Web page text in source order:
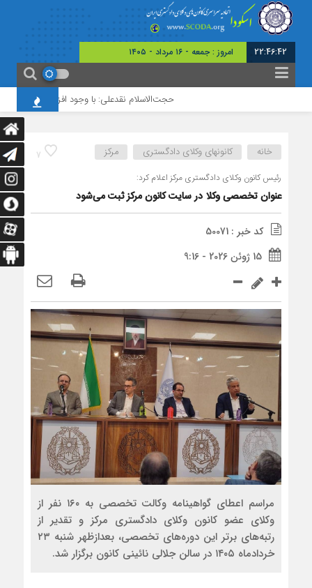
22:46:43 برابر با : 23 -
حجت‌الاسلام نقدعلی: با وجود افزایش چشمگیر
7 خانه کانونهای وکلای دادگستری مرکز
رئیس کانون وکلای دادگستری مرکز اعلام کرد:
عنوان تخصصی وکلا در سایت کانون مرکز ثبت می‌شود
کد خبر : 50071
15 ژوئن 2026 - 9:16
مراسم اعطای گواهینامه وکالت تخصصی به ۱۶۰ نفر از
وکلای عضو کانون وکلای دادگستری مرکز و تقدیر از
رتبه‌های برتر این دوره‌های تخصصی، بعدازظهر شنبه ۲۳
خردادماه ۱۴۰۵ در سالن جلالی نائینی کانون برگزار شد.